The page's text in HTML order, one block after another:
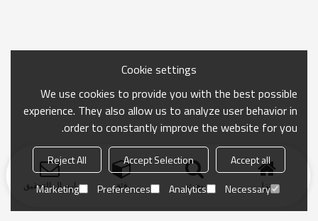
منزل بحث فئة ارسال التحقيق
Cookie settings
We use cookies to provide you with the best possible
experience. They also allow us to analyze user behavior in
order to constantly improve the website for you.
Accept all
Accept Selection
Reject All
Necessary
Analytics
Preferences
Marketing